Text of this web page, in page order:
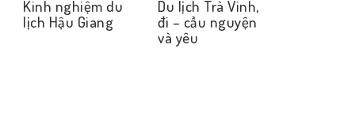
Kinh nghiệm du
lịch Hậu Giang
Du lịch Trà Vinh,
đi – cầu nguyện
và yêu